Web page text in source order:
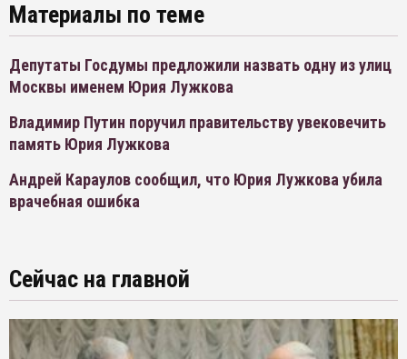
Материалы по теме
Депутаты Госдумы предложили назвать одну из улиц
Москвы именем Юрия Лужкова
Владимир Путин поручил правительству увековечить
память Юрия Лужкова
Андрей Караулов сообщил, что Юрия Лужкова убила
врачебная ошибка
Сейчас на главной